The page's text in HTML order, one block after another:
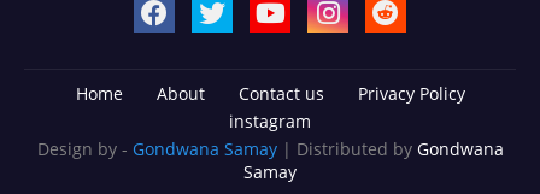
Home About Contact us
Privacy Policy
instagram
Design by - Gondwana Samay | Distributed by Gondwana
Samay